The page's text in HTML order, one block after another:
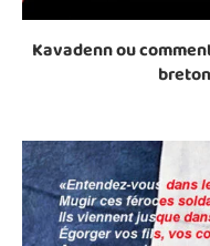
Kavadenn ou